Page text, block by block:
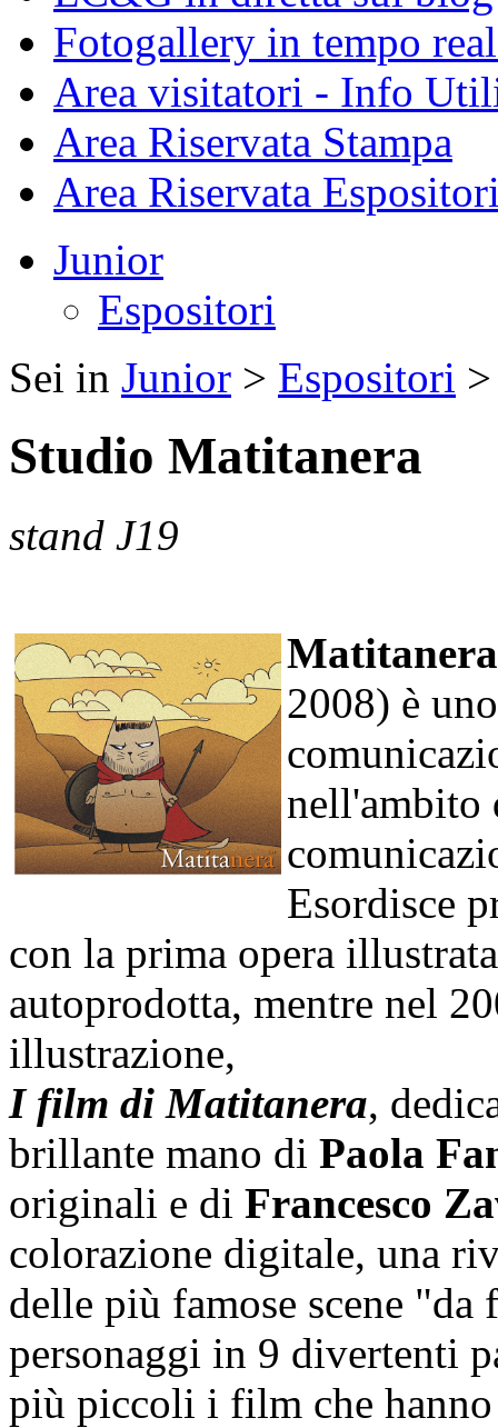
Fotogallery in tempo
Area visitatori - Info
Area Riservata Stampa
Area Riservata
Junior
Espositori
Sei in Junior > Espositori
Studio Matitanera
stand J19
2008) è
nell'ambito
Esordisce
con la prima opera
autoprodotta, mentre nel
illustrazione,
I film di Matitanera,
brillante mano di Paola
originali e di Francesco
colorazione digitale, una
delle più famose scene
personaggi in 9 divertenti
più piccoli i film che